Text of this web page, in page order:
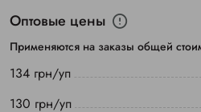
Оптовые цены
Применяются на заказы общей
134 грн/уп
130 грн/уп